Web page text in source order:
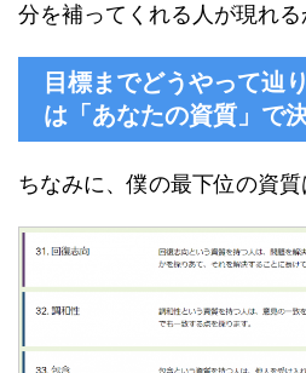
分を補ってくれる人が現れる
目標までどうやって辿
は「あなたの資質」で
ちなみに、僕の最下位の資質